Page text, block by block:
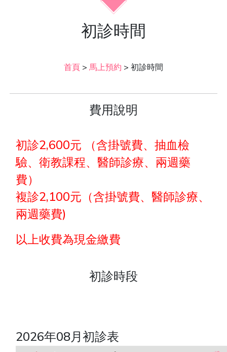
初診時間
首頁 > 馬上預約 > 初診時間
費用說明
初診2,600元 （含掛號費、抽血檢
驗、衛教課程、醫師診療、兩週藥
費）
複診2,100元（含掛號費、醫師診療、
兩週藥費)
以上收費為現金繳費
初診時段
2026年08月初診表